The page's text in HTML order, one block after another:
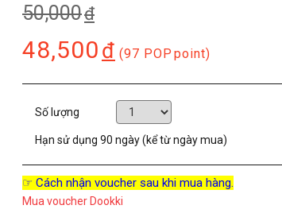
50,000đ
48,500đ (97 POP point)
Số lượng
Hạn sử dụng 90 ngày (kể từ ngày mua)
☞ Cách nhận voucher sau khi mua hàng.
Mua voucher Dookki